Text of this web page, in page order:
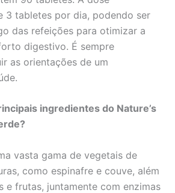
3 tabletes por dia, podendo ser
das refeições para otimizar a
digestivo. É sempre
as orientações de um
ingredientes do Nature’s
vasta gama de vegetais de
como espinafre e couve, além
e frutas, juntamente com enzimas